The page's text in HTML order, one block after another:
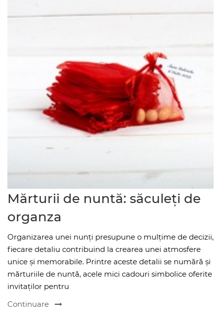
Mărturii de nuntă: săculeți de
organza
Organizarea unei nunți presupune o mulțime de decizii,
fiecare detaliu contribuind la crearea unei atmosfere
unice și memorabile. Printre aceste detalii se numără și
mărturiile de nuntă, acele mici cadouri simbolice oferite
invitaților pentru
Continuare